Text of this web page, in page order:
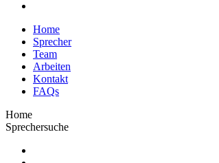
Home
Sprecher
Team
Arbeiten
Kontakt
FAQs
Home
Sprechersuche